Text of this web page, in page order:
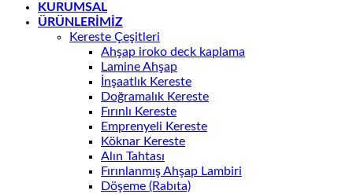
KURUMSAL
ÜRÜNLERİMİZ
Kereste Çeşitleri
Ahşap iroko deck kaplama
Lamine Ahşap
İnşaatlık Kereste
Doğramalık Kereste
Fırınlı Kereste
Emprenyeli Kereste
Köknar Kereste
Alın Tahtası
Fırınlanmış Ahşap Lambiri
Döşeme (Rabıta)